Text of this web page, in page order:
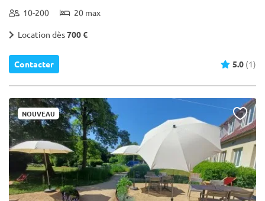
10-200 20 max
Location dès700 €
Contacter 5.0 (1)
NOUVEAU